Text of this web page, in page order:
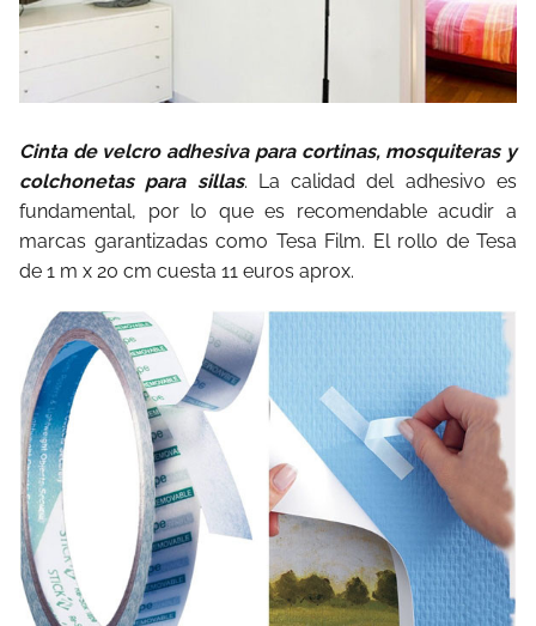
Cinta de velcro adhesiva para cortinas, mosquiteras y
colchonetas para sillas. La calidad del adhesivo es
fundamental, por lo que es recomendable acudir a
marcas garantizadas como Tesa Film. El rollo de Tesa
de 1 m x 20 cm cuesta 11 euros aprox.